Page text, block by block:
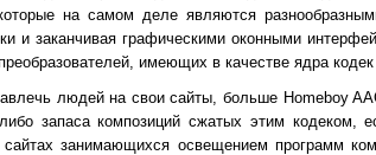
на самом деле являются
и заканчивая графическими оконными
имеющих в качестве ядра
людей на свои сайты, больше Homeboy
запаса композиций сжатых этим кодеком,
занимающихся освещением программ